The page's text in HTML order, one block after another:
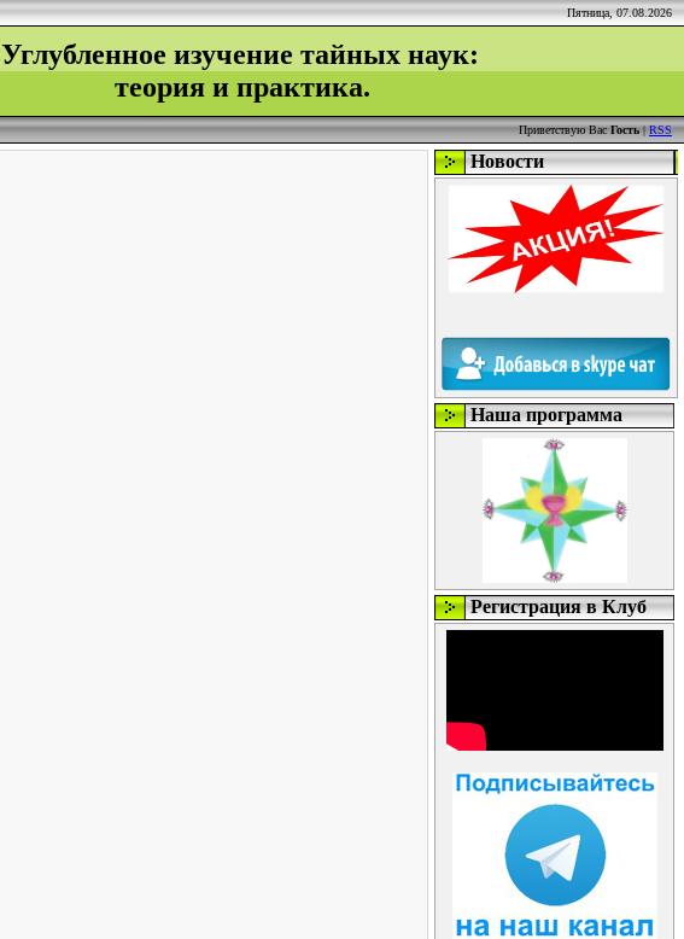
Пятница, 07.08.2026
Углубленное изучение тайных наук:
теория и практика.
Приветствую Вас Гость|RSS
Новости
Наша программа
Регистрация в Клуб